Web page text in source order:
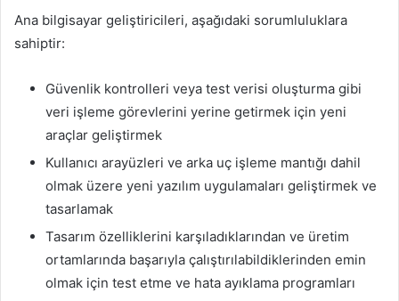
Ana bilgisayar geliştiricileri, aşağıdaki sorumluluklara
sahiptir:
Güvenlik kontrolleri veya test verisi oluşturma gibi
veri işleme görevlerini yerine getirmek için yeni
araçlar geliştirmek
Kullanıcı arayüzleri ve arka uç işleme mantığı dahil
olmak üzere yeni yazılım uygulamaları geliştirmek ve
tasarlamak
Tasarım özelliklerini karşıladıklarından ve üretim
ortamlarında başarıyla çalıştırılabildiklerinden emin
olmak için test etme ve hata ayıklama programları